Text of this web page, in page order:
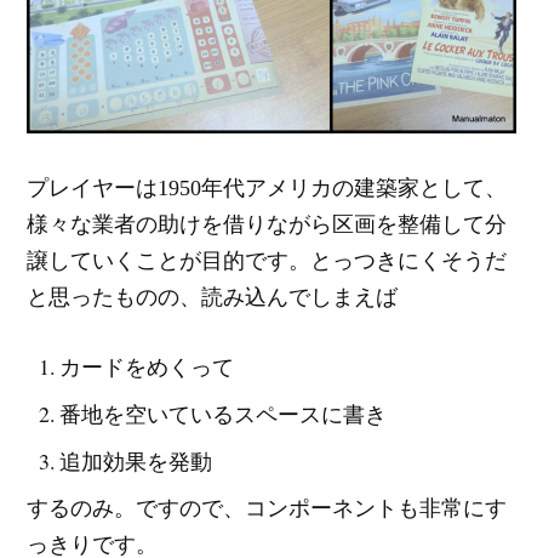
プレイヤーは1950年代アメリカの建築家として、
様々な業者の助けを借りながら区画を整備して分
譲していくことが目的です。とっつきにくそうだ
と思ったものの、読み込んでしまえば
カードをめくって
番地を空いているスペースに書き
追加効果を発動
するのみ。ですので、コンポーネントも非常にす
っきりです。